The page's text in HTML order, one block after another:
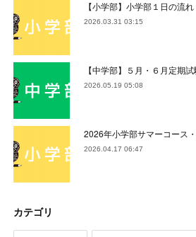
【小学部】小学部１日の流
2026.03.31 03:15
【中学部】５月・６月定期
2026.05.19 05:08
2026年小学部サマーコース
2026.04.17 06:47
カテゴリ